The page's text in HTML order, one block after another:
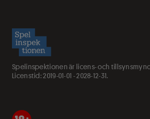
Spelinspektionen är licens- och
Licenstid: 2019-01-01 - 2028-12-31.